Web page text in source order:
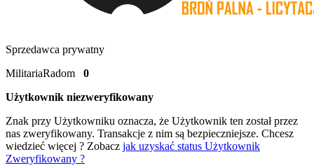
Sprzedawca prywatny
MilitariaRadom 0
Użytkownik niezweryfikowany
Znak przy Użytkowniku oznacza, że Użytkownik ten został przez
nas zweryfikowany. Transakcje z nim są bezpieczniejsze. Chcesz
wiedzieć więcej ? Zobacz jak uzyskać status Użytkownik
Zweryfikowany ?